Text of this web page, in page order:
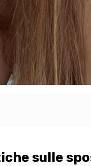
sulle